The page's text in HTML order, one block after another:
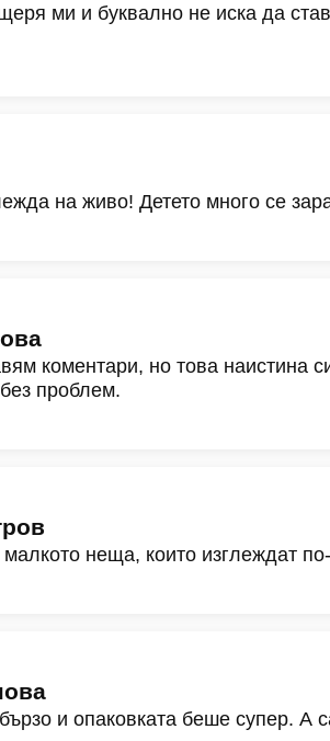
ми и буквално не иска да
на живо! Детето много се
коментари, но това наистина
проблем.
неща, които изглеждат
и опаковката беше супер. А